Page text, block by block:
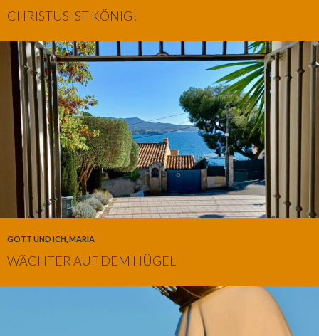
CHRISTUS IST KÖNIG!
GOTT UND ICH MARIA
WÄCHTER AUF DEM HÜGEL